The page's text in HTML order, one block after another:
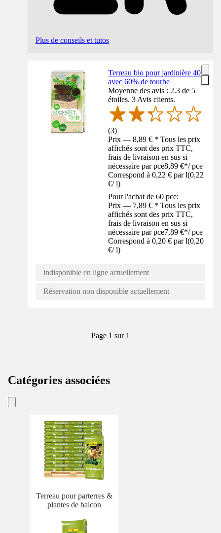
Plus de conseils et tutos
Terreau bio pour jardinière 40 l
avec 60% de tourbe
Moyenne des avis : 2.3 de 5
étoiles. 3 Avis clients.
(3)
Prix — 8,89 € * Tous les prix
affichés sont des prix TTC,
frais de livraison en sus si
nécessaire par pce8,89 €*/ pce
Correspond à 0,22 € par l(0,22
€/ l)
Pour l'achat de 60 pce:
Prix — 7,89 € * Tous les prix
affichés sont des prix TTC,
frais de livraison en sus si
nécessaire par pce7,89 €*/ pce
Correspond à 0,20 € par l(0,20
€/ l)
indisponible en ligne actuellement
Réservation non disponible actuellement
Page 1 sur 1
Catégories associées
Terreau pour parterres &
plantes de balcon